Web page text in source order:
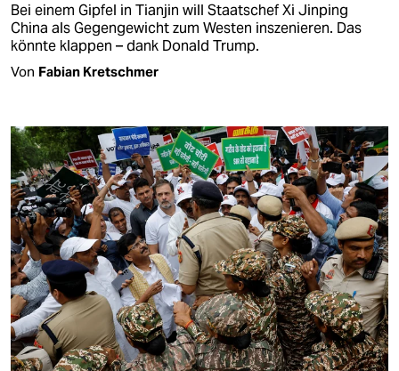
Bei einem Gipfel in Tianjin will Staatschef Xi Jinping
China als Gegengewicht zum Westen inszenieren. Das
könnte klappen – dank Donald Trump.
Von Fabian Kretschmer